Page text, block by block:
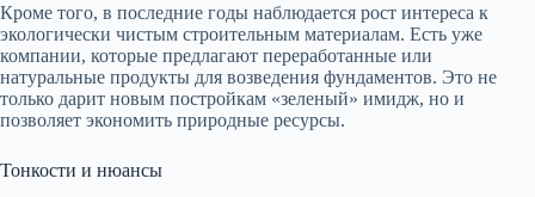
Кроме того, в последние годы наблюдается рост интереса к
экологически чистым строительным материалам. Есть уже
компании, которые предлагают переработанные или
натуральные продукты для возведения фундаментов. Это не
только дарит новым постройкам «зеленый» имидж, но и
позволяет экономить природные ресурсы.
Тонкости и нюансы